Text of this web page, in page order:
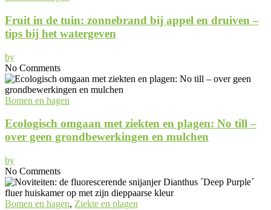
Fruit in de tuin: zonnebrand bij appel en druiven –
tips bij het watergeven
by
No Comments
Bomen en hagen
Ecologisch omgaan met ziekten en plagen: No till –
over geen grondbewerkingen en mulchen
by
No Comments
Bomen en hagen, Ziekte en plagen